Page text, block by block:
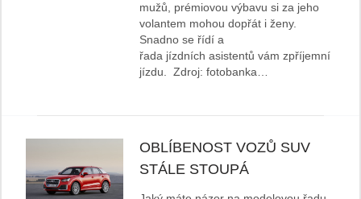
mužů, prémiovou výbavu si za jeho
volantem mohou dopřát i ženy.
Snadno se řídí a
řada jízdních asistentů vám zpříjemní
jízdu. Zdroj: fotobanka…
OBLÍBENOST VOZŮ SUV
STÁLE STOUPÁ